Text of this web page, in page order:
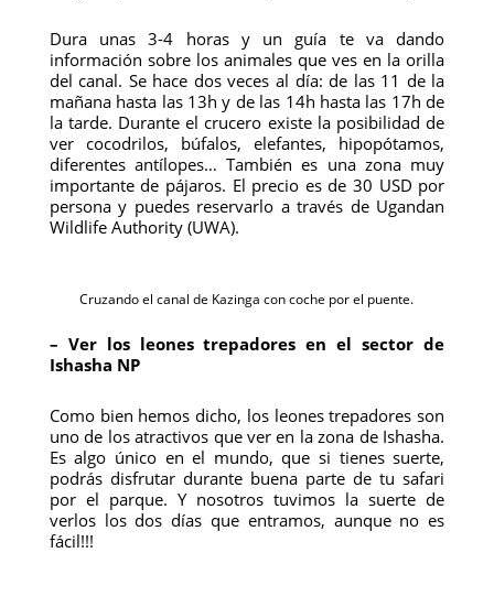
Dura unas 3-4 horas y un guía te va dando
información sobre los animales que ves en la orilla
del canal. Se hace dos veces al día: de las 11 de la
mañana hasta las 13h y de las 14h hasta las 17h de
la tarde. Durante el crucero existe la posibilidad de
ver cocodrilos, búfalos, elefantes, hipopótamos,
diferentes antílopes… También es una zona muy
importante de pájaros. El precio es de 30 USD por
persona y puedes reservarlo a través de Ugandan
Wildlife Authority (UWA).
Cruzando el canal de Kazinga con coche por el puente.
– Ver los leones trepadores en el sector de
Ishasha NP
Como bien hemos dicho, los leones trepadores son
uno de los atractivos que ver en la zona de Ishasha.
Es algo único en el mundo, que si tienes suerte,
podrás disfrutar durante buena parte de tu safari
por el parque. Y nosotros tuvimos la suerte de
verlos los dos días que entramos, aunque no es
fácil!!!